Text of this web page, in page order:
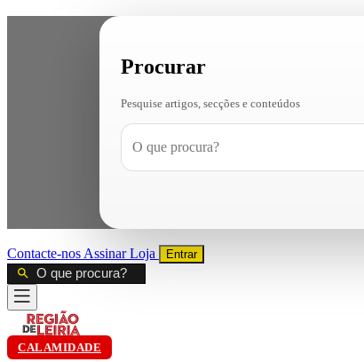
Procurar
Pesquise artigos, secções e conteúdos
Contacte-nos AssinarLoja Entrar
CALAMIDADE